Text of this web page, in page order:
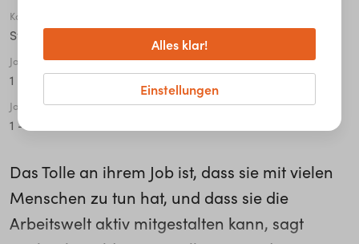
Karriere Level
Stellvertretender Leiter
Jahre in der Organisation
1 - 5
Jahre in der aktuellen Tätigkeit
1 - 5
Das Tolle an ihrem Job ist, dass sie mit vielen
Menschen zu tun hat, und dass sie die
Arbeitswelt aktiv mitgestalten kann, sagt
Einstellungen
Alles klar!